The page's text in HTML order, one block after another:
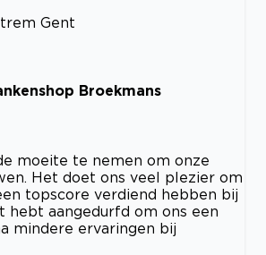
Gent
Broekmans
moeite te nemen om onze
Het doet ons veel plezier om
topscore verdiend hebben bij
hebt aangedurfd om ons een
mindere ervaringen bij